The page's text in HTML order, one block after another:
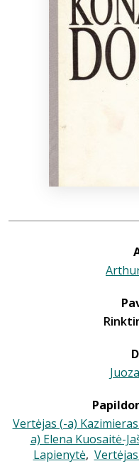
Vertėjas (-a)
a) Elena Kuosaitė-
Lapienytė,